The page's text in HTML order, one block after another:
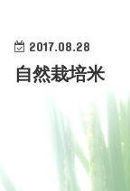
2017.08.28
自然栽培米